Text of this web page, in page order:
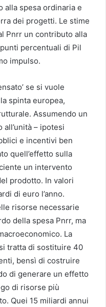
alla spesa ordinaria e
dei progetti. Le stime
Pnrr un contributo alla
percentuali di Pil
impulso.
se si vuole
spinta europea,
Assumendo un
– ipotesi
e incentivi ben
quell’effetto sulla
un intervento
prodotto. In valori
di euro l’anno.
risorse necessarie
della spesa Pnrr, ma
La
tratta di sostituire 40
bensì di costruire
di generare un effetto
di risorse più
Quei 15 miliardi annui